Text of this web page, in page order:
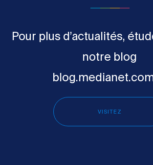
Pour plus d’actualités,
notre blog
VISITEZ